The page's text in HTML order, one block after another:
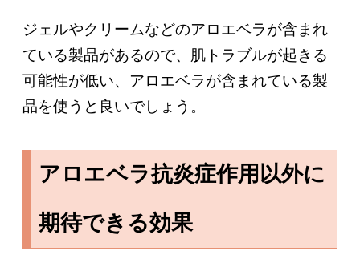
ジェルやクリームなどのアロエベラが含まれ
ている製品があるので、肌トラブルが起きる
可能性が低い、アロエベラが含まれている製
品を使うと良いでしょう。
アロエベラ抗炎症作用以外に
期待できる効果